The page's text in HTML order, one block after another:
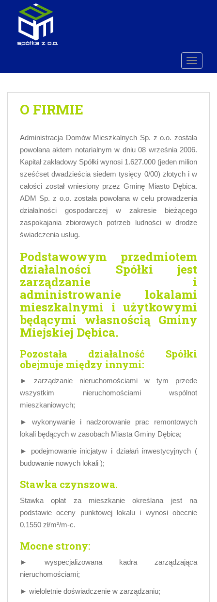
m
O FIRMIE
Administracja Domów Mieszkalnych Sp. z o.o. została
powołana aktem notarialnym w dniu 08 września 2006.
Kapitał zakładowy Spółki wynosi 1.627.000 (jeden milion
sześćset dwadzieścia siedem tysięcy 0/00) złotych i w
całości został wniesiony przez Gminę Miasto Dębica.
ADM Sp. z o.o. została powołana w celu prowadzenia
działalności gospodarczej w zakresie bieżącego
zaspokajania zbiorowych potrzeb ludności w drodze
świadczenia usług.
Podstawowym przedmiotem
działalności Spółki jest
zarządzanie i
administrowanie lokalami
mieszkalnymi i użytkowymi
będącymi własnością Gminy
Miejskiej Dębica.
Pozostała działalność Spółki
obejmuje między innymi:
► zarządzanie nieruchomościami w tym przede
wszystkim nieruchomościami wspólnot
mieszkaniowych;
► wykonywanie i nadzorowanie prac remontowych
lokali będących w zasobach Miasta Gminy Dębica;
► podejmowanie inicjatyw i działań inwestycyjnych (
budowanie nowych lokali );
Stawka czynszowa.
Stawka opłat za mieszkanie określana jest na
podstawie oceny punktowej lokalu i wynosi obecnie
0,1550 zł/m²/m-c.
Mocne strony:
► wyspecjalizowana kadra zarządzająca
nieruchomościami;
► wieloletnie doświadczenie w zarządzaniu;